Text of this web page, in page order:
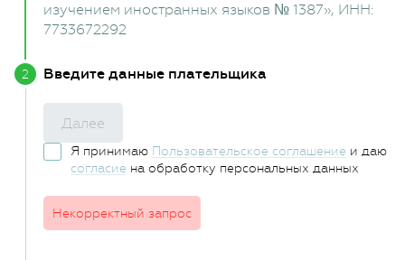
изучением иностранных языков № 1387», ИНН:
7733672292
Введите данные плательщика
Далее
Я принимаю Пользовательское соглашение и даю
согласие на обработку персональных данных
Некорректный запрос